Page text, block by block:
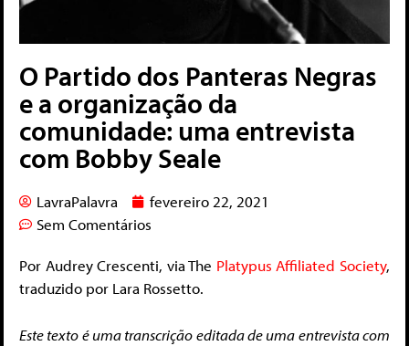
O Partido dos Panteras Negras
e a organização da
comunidade: uma entrevista
com Bobby Seale
LavraPalavra
fevereiro 22, 2021
Sem Comentários
Por Audrey Crescenti, via The Platypus Affiliated Society,
traduzido por Lara Rossetto.
Este texto é uma transcrição editada de uma entrevista com